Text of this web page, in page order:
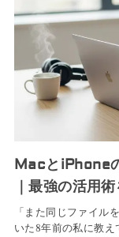
MacとiPhone
｜最強の活用
「また同じファイル
いた8年前の私に教